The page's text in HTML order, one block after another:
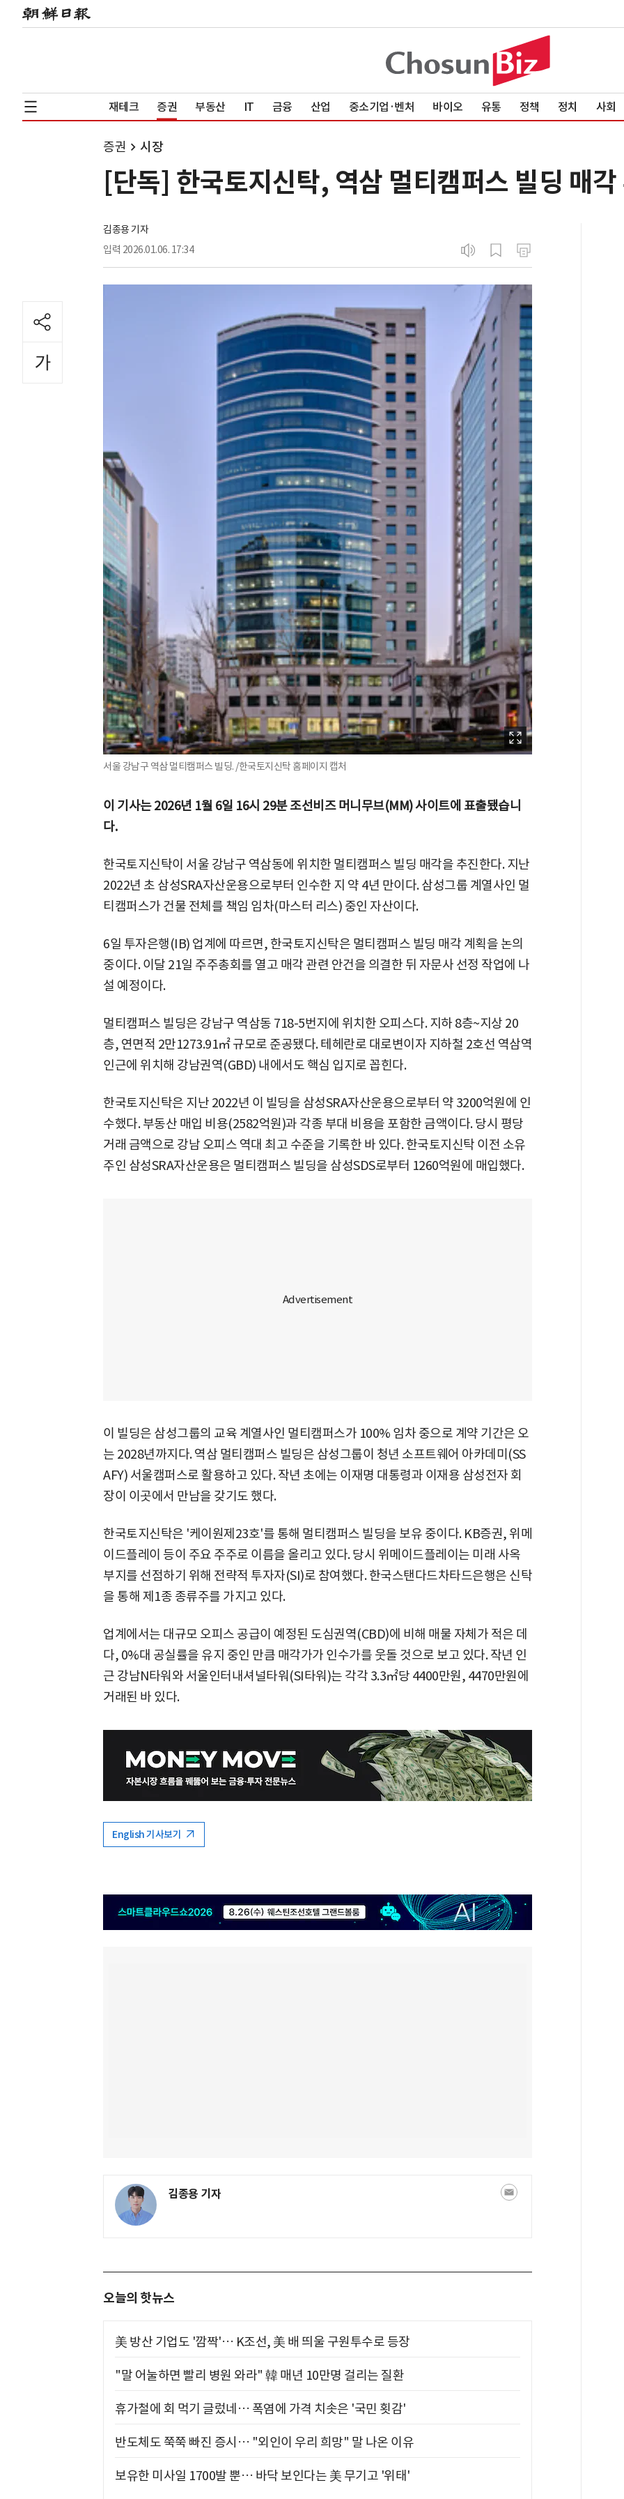
재테크 증권 부동산 IT 금융 산업 중소기업·벤처 바이오 유통 정책 정치 사회
증권 시장
[단독] 한국토지신탁, 역삼 멀티캠퍼스 빌딩 매각
김종용 기자
입력 2026.01.06. 17:34
서울 강남구 역삼 멀티캠퍼스 빌딩. /한국토지신탁 홈페이지 캡처
이 기사는 2026년 1월 6일 16시 29분 조선비즈 머니무브(MM) 사이트에 표출됐습니
다.
한국토지신탁이 서울 강남구 역삼동에 위치한 멀티캠퍼스 빌딩 매각을 추진한다. 지난
2022년 초 삼성SRA자산운용으로부터 인수한 지 약 4년 만이다. 삼성그룹 계열사인 멀
티캠퍼스가 건물 전체를 책임 임차(마스터 리스) 중인 자산이다.
6일 투자은행(IB) 업계에 따르면, 한국토지신탁은 멀티캠퍼스 빌딩 매각 계획을 논의
중이다. 이달 21일 주주총회를 열고 매각 관련 안건을 의결한 뒤 자문사 선정 작업에 나
설 예정이다.
멀티캠퍼스 빌딩은 강남구 역삼동 718-5번지에 위치한 오피스다. 지하 8층~지상 20
층, 연면적 2만1273.91㎡ 규모로 준공됐다. 테헤란로 대로변이자 지하철 2호선 역삼역
인근에 위치해 강남권역(GBD) 내에서도 핵심 입지로 꼽힌다.
한국토지신탁은 지난 2022년 이 빌딩을 삼성SRA자산운용으로부터 약 3200억원에 인
수했다. 부동산 매입 비용(2582억원)과 각종 부대 비용을 포함한 금액이다. 당시 평당
거래 금액으로 강남 오피스 역대 최고 수준을 기록한 바 있다. 한국토지신탁 이전 소유
주인 삼성SRA자산운용은 멀티캠퍼스 빌딩을 삼성SDS로부터 1260억원에 매입했다.
이 빌딩은 삼성그룹의 교육 계열사인 멀티캠퍼스가 100% 임차 중으로 계약 기간은 오
는 2028년까지다. 역삼 멀티캠퍼스 빌딩은 삼성그룹이 청년 소프트웨어 아카데미(SS
AFY) 서울캠퍼스로 활용하고 있다. 작년 초에는 이재명 대통령과 이재용 삼성전자 회
장이 이곳에서 만남을 갖기도 했다.
한국토지신탁은 '케이원제23호'를 통해 멀티캠퍼스 빌딩을 보유 중이다. KB증권, 위메
이드플레이 등이 주요 주주로 이름을 올리고 있다. 당시 위메이드플레이는 미래 사옥
부지를 선점하기 위해 전략적 투자자(SI)로 참여했다. 한국스탠다드차타드은행은 신탁
을 통해 제1종 종류주를 가지고 있다.
업계에서는 대규모 오피스 공급이 예정된 도심권역(CBD)에 비해 매물 자체가 적은 데
다, 0%대 공실률을 유지 중인 만큼 매각가가 인수가를 웃돌 것으로 보고 있다. 작년 인
근 강남N타워와 서울인터내셔널타워(SI타워)는 각각 3.3㎡당 4400만원, 4470만원에
거래된 바 있다.
English 기사보기
김종용 기자
오늘의 핫뉴스
美 방산 기업도 '깜짝'… K조선, 美 배 띄울 구원투수로 등장
"말 어눌하면 빨리 병원 와라" 韓 매년 10만명 걸리는 질환
휴가철에 회 먹기 글렀네… 폭염에 가격 치솟은 '국민 횟감'
반도체도 쭉쭉 빠진 증시… "외인이 우리 희망" 말 나온 이유
보유한 미사일 1700발 뿐… 바닥 보인다는 美 무기고 '위태'